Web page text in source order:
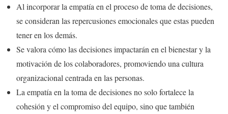
Al incorporar la empatía en el proceso de toma de decisiones,
se consideran las repercusiones emocionales que estas pueden
tener en los demás.
Se valora cómo las decisiones impactarán en el bienestar y la
motivación de los colaboradores, promoviendo una cultura
organizacional centrada en las personas.
La empatía en la toma de decisiones no solo fortalece la
cohesión y el compromiso del equipo, sino que también